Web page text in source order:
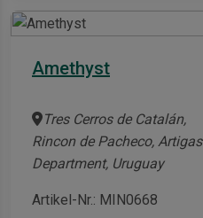
Amethyst
Tres Cerros de Catalán,
Rincon de Pacheco, Artigas
Department, Uruguay
Artikel-Nr.: MIN0668